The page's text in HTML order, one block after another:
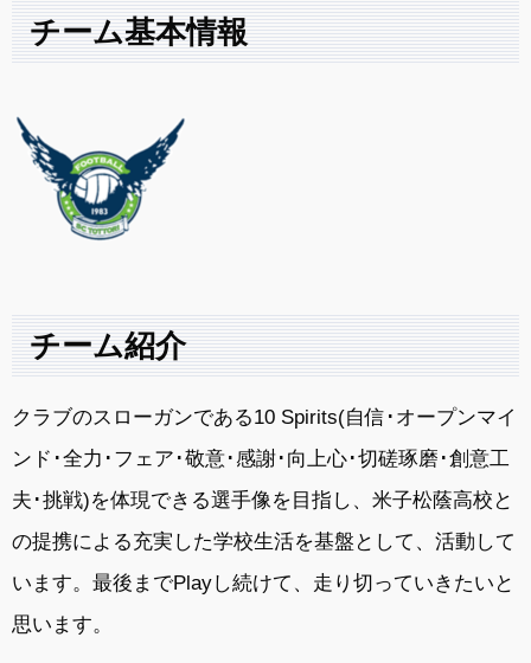
チーム基本情報
チーム紹介
クラブのスローガンである10 Spirits(自信･オープンマイ
ンド･全力･フェア･敬意･感謝･向上心･切磋琢磨･創意工
夫･挑戦)を体現できる選手像を目指し、米子松蔭高校と
の提携による充実した学校生活を基盤として、活動して
います。最後までPlayし続けて、走り切っていきたいと
思います。